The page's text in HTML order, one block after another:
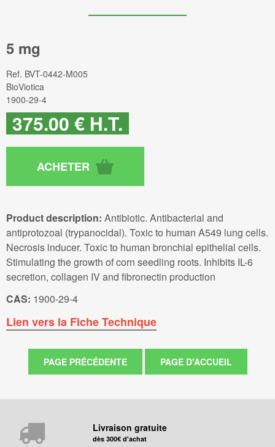
5 mg
Ref. BVT-0442-M005
BioViotica
1900-29-4
375.00 € H.T.
Product description: Antibiotic. Antibacterial and
antiprotozoal (trypanocidal). Toxic to human A549 lung cells.
Necrosis inducer. Toxic to human bronchial epithelial cells.
Stimulating the growth of corn seedling roots. Inhibits IL-6
secretion, collagen IV and fibronectin production
CAS: 1900-29-4
Lien vers la Fiche Technique
Livraison gratuite
dès 300€ d'achat